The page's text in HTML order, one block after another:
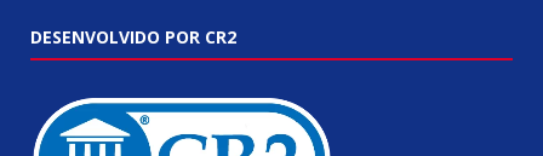
DESENVOLVIDO POR CR2